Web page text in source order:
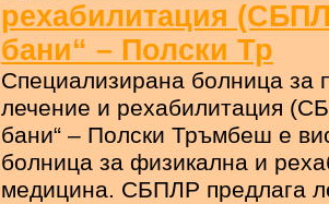
рехабилитация
бани“ – Полски Тр
Специализирана болница за
лечение и рехабилитация
бани“ – Полски Тръмбеш е
болница за физикална и
медицина. СБПЛР предлага